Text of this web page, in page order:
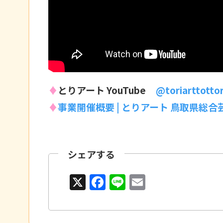
♦ とりアート YouTube
♦事業開催概要 | とりアート 鳥取県総合
シェアする
X F
a
c
Li
n
e ai